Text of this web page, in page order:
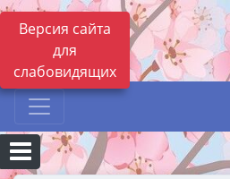
Версия сайта
для
слабовидящих